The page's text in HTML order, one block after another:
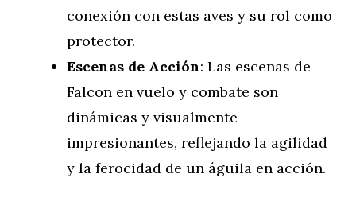
conexión con estas aves y su rol como
protector.
Escenas de Acción: Las escenas de
Falcon en vuelo y combate son
dinámicas y visualmente
impresionantes, reflejando la agilidad
y la ferocidad de un águila en acción.